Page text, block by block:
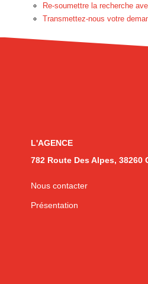
Re-soumettre la recherche
Transmettez-nous votre
L'AGENCE
782 Route Des Alpes, 38260
Nous contacter
Présentation